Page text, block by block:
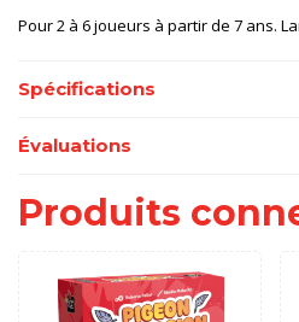
Pour 2 à 6 joueurs à partir de 7 ans.
Spécifications
Évaluations
Produits